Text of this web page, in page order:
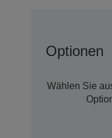
Optionen
Wählen Sie